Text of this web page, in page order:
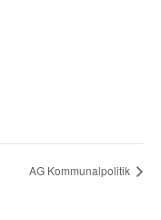
AG Kommunalpolitik